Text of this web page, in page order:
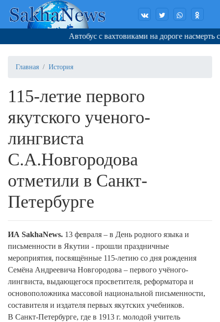
Автобус с вахтовиками на дороге насмерть
Главная История
115-летие первого
якутского ученого-
лингвиста
С.А.Новгородова
отметили в Санкт-
Петербурге
ИА SakhaNews. 13 февраля – в День родного языка и
письменности в Якутии - прошли праздничные
мероприятия, посвящённые 115-летию со дня рождения
Семёна Андреевича Новгородова – первого учёного-
лингвиста, выдающегося просветителя, реформатора и
основоположника массовой национальной письменности,
составителя и издателя первых якутских учебников.
В Санкт-Петербурге, где в 1913 г. молодой учитель